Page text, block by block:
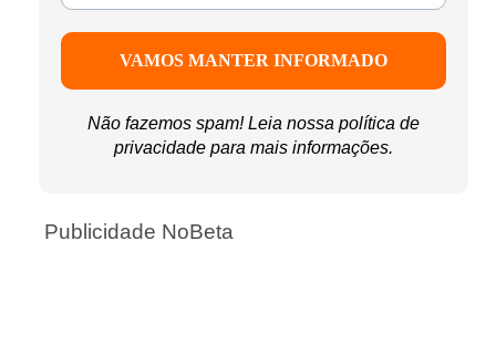
Não fazemos spam! Leia nossa política de
privacidade para mais informações.
Publicidade NoBeta